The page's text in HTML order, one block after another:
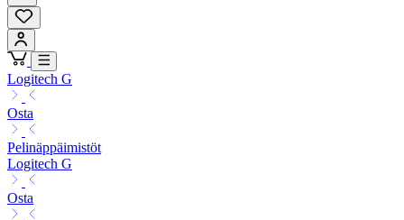
Logitech G
Osta
Pelinäppäimistöt
Logitech G
Osta